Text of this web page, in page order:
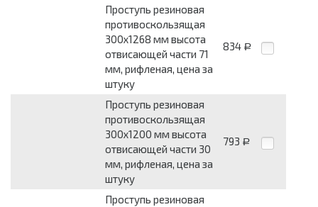
Проступь резиновая
противоскользящая
300x1268 мм высота
отвисающей части 71
мм, рифленая, цена за
штуку
834 Р
Проступь резиновая
противоскользящая
300x1200 мм высота
отвисающей части 30
мм, рифленая, цена за
штуку
793 Р
Проступь резиновая